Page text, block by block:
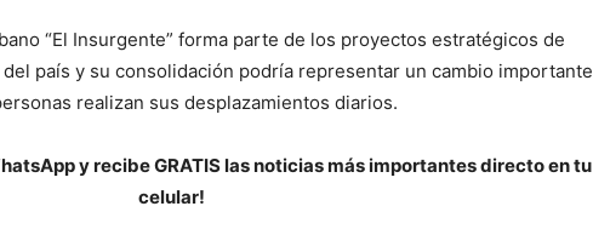
“El Insurgente” forma parte de los proyectos estratégicos de
país y su consolidación podría representar un cambio importante
realizan sus desplazamientos diarios.
y recibe GRATIS las noticias más importantes directo en tu
celular!